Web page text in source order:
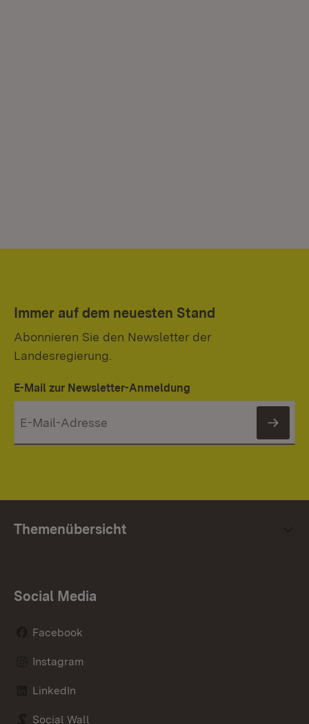
Immer auf dem neuesten Stand
Abonnieren Sie den Newsletter der
Landesregierung.
E-Mail zur Newsletter-Anmeldung
Themenübersicht
Social Media
Facebook
Instagram
LinkedIn
Social Wall